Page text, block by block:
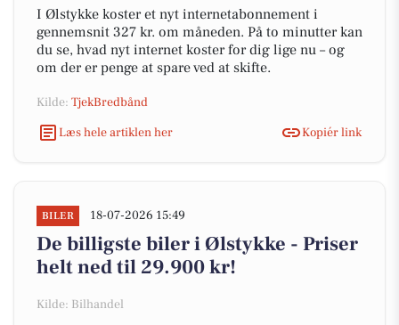
I Ølstykke koster et nyt internetabonnement i
gennemsnit 327 kr. om måneden. På to minutter kan
du se, hvad nyt internet koster for dig lige nu – og
om der er penge at spare ved at skifte.
Kilde: TjekBredbånd
Læs hele artiklen her
Kopiér link
BILER 18-07-2026 15:49
De billigste biler i Ølstykke - Priser
helt ned til 29.900 kr!
Kilde: Bilhandel